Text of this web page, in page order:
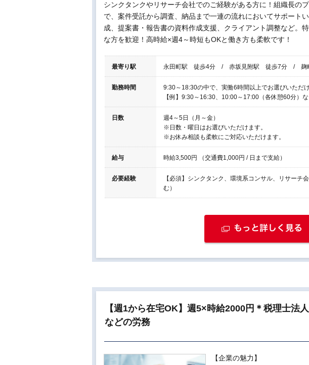
シンクタンクやリサーチ会社でのご経験がある方に！組織長の
で、案件受託から調査、納品まで一連の流れにおいてサポート
成、提案書・報告書の資料作成支援、クライアント調整など。
な方を歓迎！高時給×週4～時短もOKと働き方も柔軟です！
最寄り駅 永田町駅 徒歩4分 / 赤坂見附駅 徒歩7分 / 麹
勤務時間
9:30～18:30の中で、実働6時間以上でお選びいただけ
【例】9:30～16:30、10:00～17:00（各休憩60分）
日数
週4～5日（月～金）
※日数・曜日はお選びいただけます。
※お休み相談も柔軟にご対応いただけます。
給与 時給3,500円 （交通費1,000円 / 日まで支給）
必要経験
【必須】シンクタンク、環境系コンサル、リサーチ
む）
【週1から在宅OK】週5×時給2000円＊税理士法
などの労務
【企業の魅力】